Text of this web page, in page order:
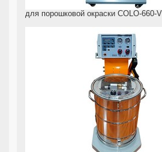
для порошковой окраски COLO-660-V